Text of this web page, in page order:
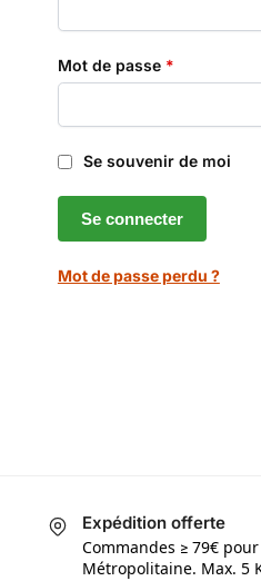
Mot de passe *
Se souvenir de moi
Se connecter
Mot de passe perdu ?
Expédition offerte
Commandes ≥ 79€
Métropolitaine. Max. 5